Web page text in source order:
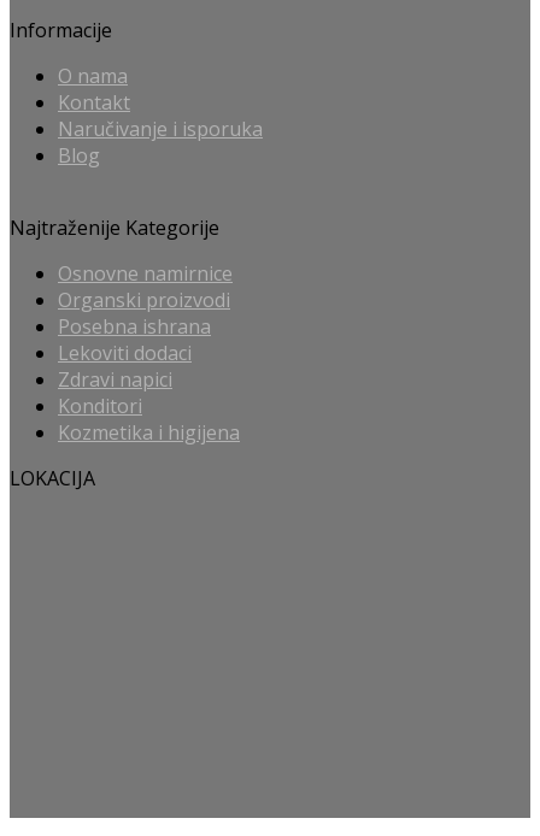
Informacije
O nama
Kontakt
Naručivanje i isporuka
Blog
Najtraženije Kategorije
Osnovne namirnice
Organski proizvodi
Posebna ishrana
Lekoviti dodaci
Zdravi napici
Konditori
Kozmetika i higijena
LOKACIJA